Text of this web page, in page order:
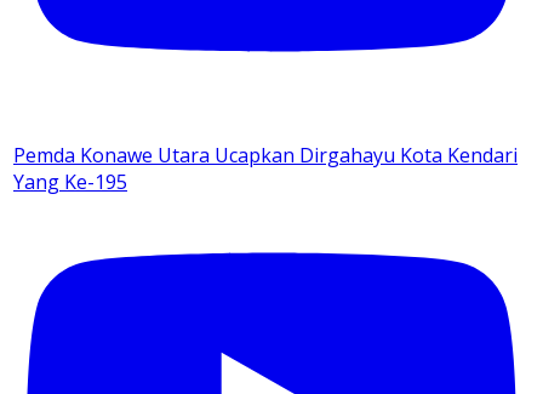
Pemda Konawe Utara Ucapkan Dirgahayu Kota Kendari
Yang Ke-195